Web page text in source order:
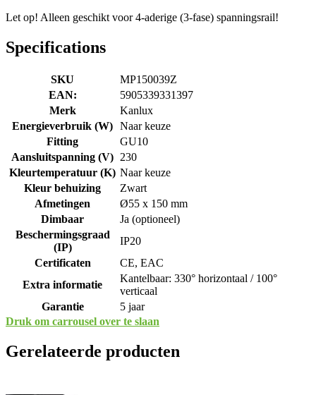
Let op! Alleen geschikt voor 4-aderige (3-fase) spanningsrail!
Specifications
SKU
MP150039Z
EAN:
5905339331397
Merk
Kanlux
Energieverbruik (W) Naar keuze
Fitting
GU10
Aansluitspanning (V) 230
Kleurtemperatuur (K) Naar keuze
Kleur behuizing
Zwart
Afmetingen
Ø55 x 150 mm
Dimbaar
Ja (optioneel)
Beschermingsgraad
(IP)
IP20
Certificaten
CE, EAC
Extra informatie
Kantelbaar: 330° horizontaal / 100°
verticaal
Garantie
5 jaar
Druk om carrousel over te slaan
Gerelateerde producten